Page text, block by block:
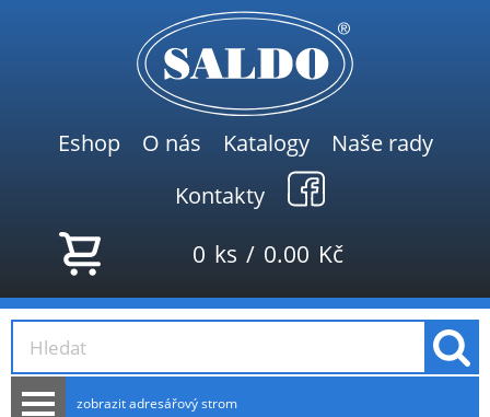
Eshop O nás Katalogy
Naše rady
Kontakty
0 ks / 0.00 Kč
zobrazit adresářový strom